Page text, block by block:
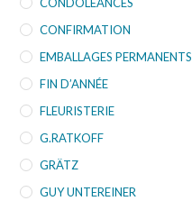
CONFIRMATION
EMBALLAGES PERMANENTS
FIN D’ANNÉE
FLEURISTERIE
G.RATKOFF
GRÄTZ
GUY UNTEREINER